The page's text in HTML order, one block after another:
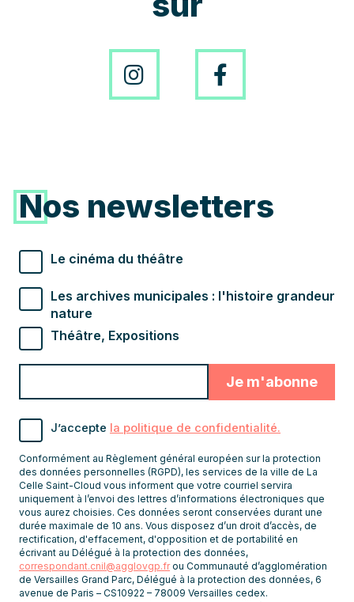
Instagram
Nos newsletters
Types de newsletter souhaités
Le cinéma du théâtre
Les archives municipales : l'histoire grandeur
nature
Théâtre, Expositions
recevoir
les
newsletters
J’accepte la politique de confidentialité.
Conformément au Règlement général européen sur la protection
des données personnelles (RGPD), les services de la ville de La
Celle Saint-Cloud vous informent que votre courriel servira
uniquement à l’envoi des lettres d’informations électroniques que
vous aurez choisies. Ces données seront conservées durant une
durée maximale de 10 ans. Vous disposez d’un droit d’accès, de
rectification, d'effacement, d'opposition et de portabilité en
écrivant au Délégué à la protection des données,
correspondant.cnil@agglovgp.frou Communauté d’agglomération
de Versailles Grand Parc, Délégué à la protection des données, 6
avenue de Paris – CS10922 – 78009 Versailles cedex.